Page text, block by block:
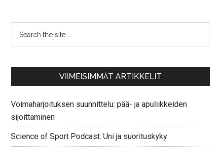
VIIMEISIMMÄT ARTIKKELIT
Voimaharjoituksen suunnittelu: pää- ja apuliikkeiden
sijoittaminen
Science of Sport Podcast: Uni ja suorituskyky